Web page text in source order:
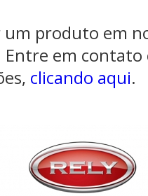
um produto em
Entre em contato
clicando aqui.